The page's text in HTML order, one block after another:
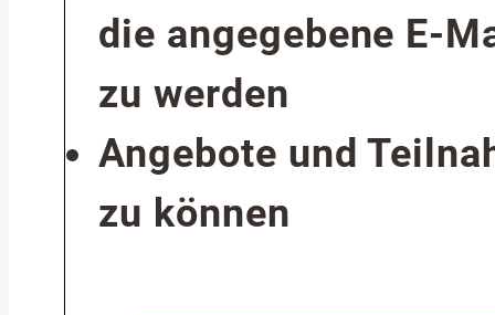
die angegebene E-
zu werden
Angebote und
zu können